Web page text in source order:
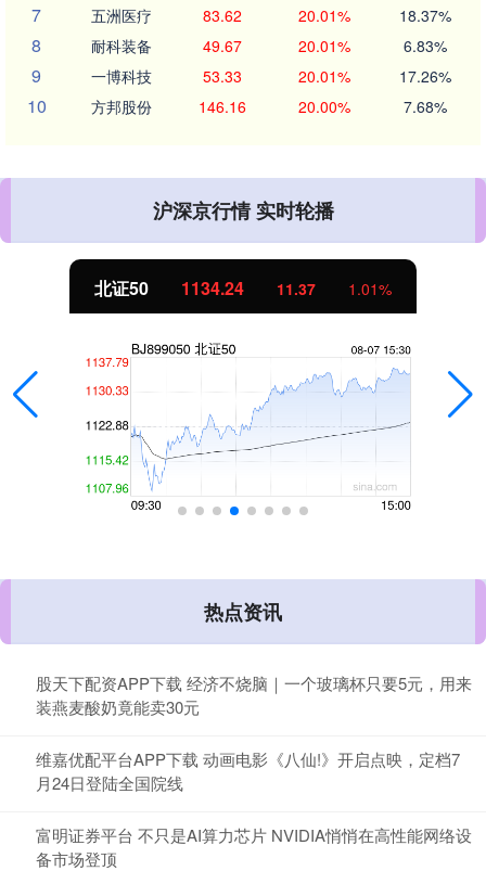
7 五洲医疗 83.62 20.01% 18.37%
8 耐科装备 49.67 20.01% 6.83%
9 一博科技 53.33 20.01% 17.26%
10 方邦股份 146.16 20.00% 7.68%
沪深京行情 实时轮播
北证50 1134.24 11.37 1.01%
热点资讯
股天下配资APP下载 经济不烧脑｜一个玻璃杯只要5元，用来
装燕麦酸奶竟能卖30元
维嘉优配平台APP下载 动画电影《八仙!》开启点映，定档7
月24日登陆全国院线
富明证券平台 不只是AI算力芯片 NVIDIA悄悄在高性能网络设
备市场登顶